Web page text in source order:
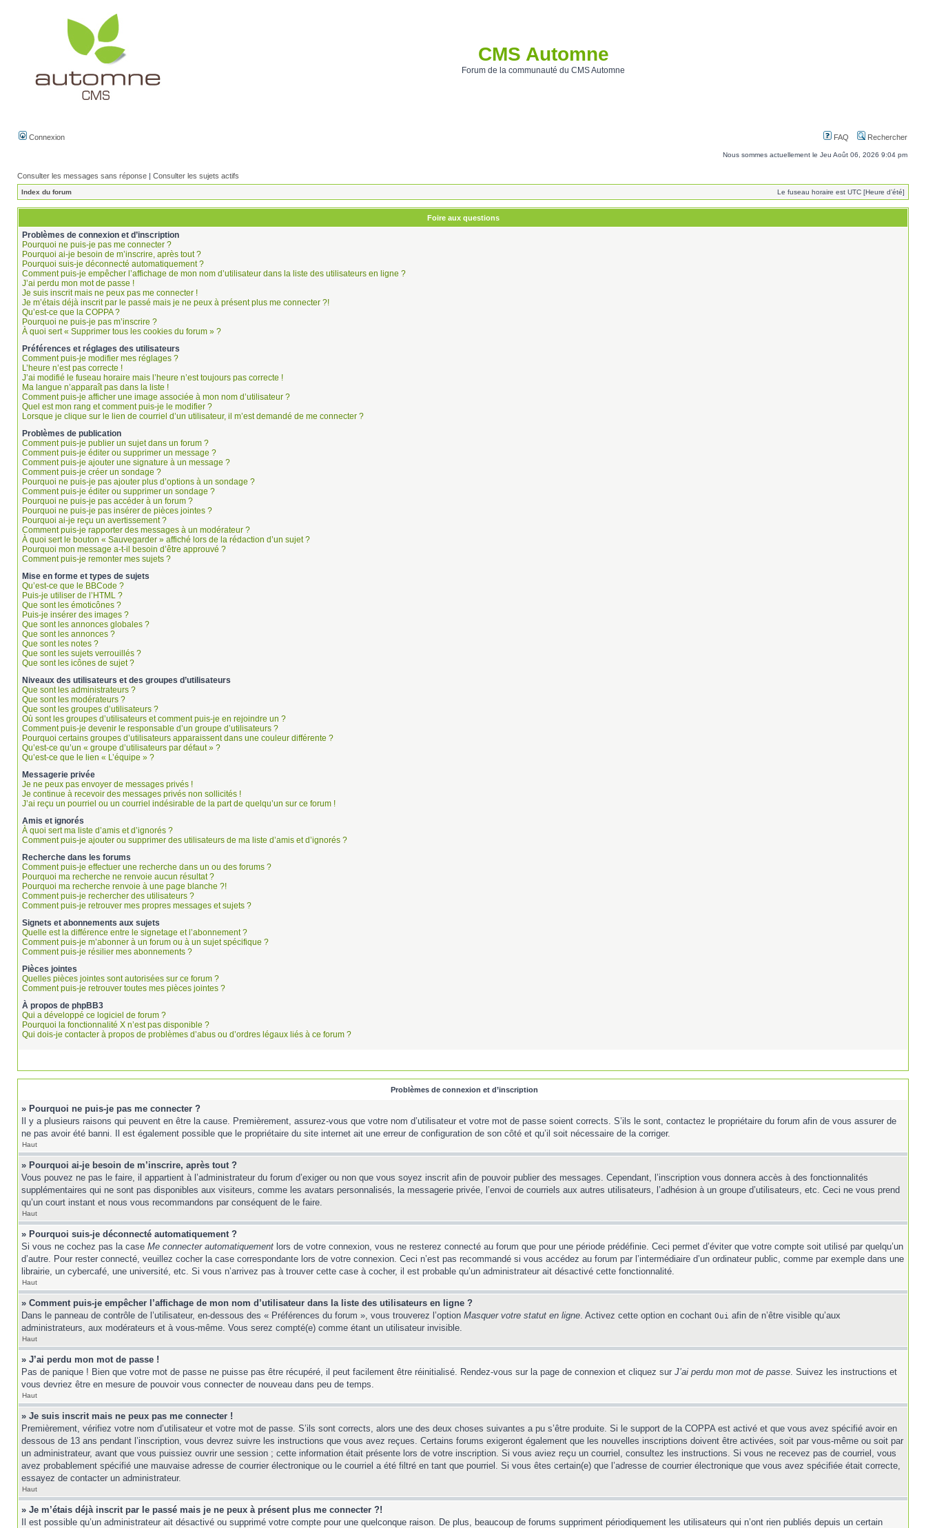
CMS Automne
Forum de la communauté du CMS Automne
Connexion FAQ Rechercher
Nous sommes actuellement le Jeu Août 06, 2026 9:04 pm
Consulter les messages sans réponse | Consulter les sujets actifs
Index du forum Le fuseau horaire est UTC [Heure d’été]
Foire aux questions
Problèmes de connexion et d’inscription
Pourquoi ne puis-je pas me connecter ?
Pourquoi ai-je besoin de m’inscrire, après tout ?
Pourquoi suis-je déconnecté automatiquement ?
Comment puis-je empêcher l’affichage de mon nom d’utilisateur dans la liste des utilisateurs en ligne ?
J’ai perdu mon mot de passe !
Je suis inscrit mais ne peux pas me connecter !
Je m’étais déjà inscrit par le passé mais je ne peux à présent plus me connecter ?!
Qu’est-ce que la COPPA ?
Pourquoi ne puis-je pas m’inscrire ?
À quoi sert « Supprimer tous les cookies du forum » ?
Préférences et réglages des utilisateurs
Comment puis-je modifier mes réglages ?
L’heure n’est pas correcte !
J’ai modifié le fuseau horaire mais l’heure n’est toujours pas correcte !
Ma langue n’apparaît pas dans la liste !
Comment puis-je afficher une image associée à mon nom d’utilisateur ?
Quel est mon rang et comment puis-je le modifier ?
Lorsque je clique sur le lien de courriel d’un utilisateur, il m’est demandé de me connecter ?
Problèmes de publication
Comment puis-je publier un sujet dans un forum ?
Comment puis-je éditer ou supprimer un message ?
Comment puis-je ajouter une signature à un message ?
Comment puis-je créer un sondage ?
Pourquoi ne puis-je pas ajouter plus d’options à un sondage ?
Comment puis-je éditer ou supprimer un sondage ?
Pourquoi ne puis-je pas accéder à un forum ?
Pourquoi ne puis-je pas insérer de pièces jointes ?
Pourquoi ai-je reçu un avertissement ?
Comment puis-je rapporter des messages à un modérateur ?
À quoi sert le bouton « Sauvegarder » affiché lors de la rédaction d’un sujet ?
Pourquoi mon message a-t-il besoin d’être approuvé ?
Comment puis-je remonter mes sujets ?
Mise en forme et types de sujets
Qu’est-ce que le BBCode ?
Puis-je utiliser de l’HTML ?
Que sont les émoticônes ?
Puis-je insérer des images ?
Que sont les annonces globales ?
Que sont les annonces ?
Que sont les notes ?
Que sont les sujets verrouillés ?
Que sont les icônes de sujet ?
Niveaux des utilisateurs et des groupes d’utilisateurs
Que sont les administrateurs ?
Que sont les modérateurs ?
Que sont les groupes d’utilisateurs ?
Où sont les groupes d’utilisateurs et comment puis-je en rejoindre un ?
Comment puis-je devenir le responsable d’un groupe d’utilisateurs ?
Pourquoi certains groupes d’utilisateurs apparaissent dans une couleur différente ?
Qu’est-ce qu’un « groupe d’utilisateurs par défaut » ?
Qu’est-ce que le lien « L’équipe » ?
Messagerie privée
Je ne peux pas envoyer de messages privés !
Je continue à recevoir des messages privés non sollicités !
J’ai reçu un pourriel ou un courriel indésirable de la part de quelqu’un sur ce forum !
Amis et ignorés
À quoi sert ma liste d’amis et d’ignorés ?
Comment puis-je ajouter ou supprimer des utilisateurs de ma liste d’amis et d’ignorés ?
Recherche dans les forums
Comment puis-je effectuer une recherche dans un ou des forums ?
Pourquoi ma recherche ne renvoie aucun résultat ?
Pourquoi ma recherche renvoie à une page blanche ?!
Comment puis-je rechercher des utilisateurs ?
Comment puis-je retrouver mes propres messages et sujets ?
Signets et abonnements aux sujets
Quelle est la différence entre le signetage et l’abonnement ?
Comment puis-je m’abonner à un forum ou à un sujet spécifique ?
Comment puis-je résilier mes abonnements ?
Pièces jointes
Quelles pièces jointes sont autorisées sur ce forum ?
Comment puis-je retrouver toutes mes pièces jointes ?
À propos de phpBB3
Qui a développé ce logiciel de forum ?
Pourquoi la fonctionnalité X n’est pas disponible ?
Qui dois-je contacter à propos de problèmes d’abus ou d’ordres légaux liés à ce forum ?
Problèmes de connexion et d’inscription
» Pourquoi ne puis-je pas me connecter ?
Il y a plusieurs raisons qui peuvent en être la cause. Premièrement, assurez-vous que votre nom d’utilisateur et votre mot de passe soient corrects. S’ils le sont, contactez le propriétaire du forum afin de vous assurer de
ne pas avoir été banni. Il est également possible que le propriétaire du site internet ait une erreur de configuration de son côté et qu’il soit nécessaire de la corriger.
Haut
» Pourquoi ai-je besoin de m’inscrire, après tout ?
Vous pouvez ne pas le faire, il appartient à l’administrateur du forum d’exiger ou non que vous soyez inscrit afin de pouvoir publier des messages. Cependant, l’inscription vous donnera accès à des fonctionnalités
supplémentaires qui ne sont pas disponibles aux visiteurs, comme les avatars personnalisés, la messagerie privée, l’envoi de courriels aux autres utilisateurs, l’adhésion à un groupe d’utilisateurs, etc. Ceci ne vous prend
qu’un court instant et nous vous recommandons par conséquent de le faire.
Haut
» Pourquoi suis-je déconnecté automatiquement ?
Si vous ne cochez pas la case Me connecter automatiquement lors de votre connexion, vous ne resterez connecté au forum que pour une période prédéfinie. Ceci permet d’éviter que votre compte soit utilisé par quelqu’un
d’autre. Pour rester connecté, veuillez cocher la case correspondante lors de votre connexion. Ceci n’est pas recommandé si vous accédez au forum par l’intermédiaire d’un ordinateur public, comme par exemple dans une
librairie, un cybercafé, une université, etc. Si vous n’arrivez pas à trouver cette case à cocher, il est probable qu’un administrateur ait désactivé cette fonctionnalité.
Haut
» Comment puis-je empêcher l’affichage de mon nom d’utilisateur dans la liste des utilisateurs en ligne ?
Dans le panneau de contrôle de l’utilisateur, en-dessous des « Préférences du forum », vous trouverez l’option Masquer votre statut en ligne. Activez cette option en cochant Oui afin de n’être visible qu’aux
administrateurs, aux modérateurs et à vous-même. Vous serez compté(e) comme étant un utilisateur invisible.
Haut
» J’ai perdu mon mot de passe !
Pas de panique ! Bien que votre mot de passe ne puisse pas être récupéré, il peut facilement être réinitialisé. Rendez-vous sur la page de connexion et cliquez sur J’ai perdu mon mot de passe. Suivez les instructions et
vous devriez être en mesure de pouvoir vous connecter de nouveau dans peu de temps.
Haut
» Je suis inscrit mais ne peux pas me connecter !
Premièrement, vérifiez votre nom d’utilisateur et votre mot de passe. S’ils sont corrects, alors une des deux choses suivantes a pu s’être produite. Si le support de la COPPA est activé et que vous avez spécifié avoir en
dessous de 13 ans pendant l’inscription, vous devrez suivre les instructions que vous avez reçues. Certains forums exigeront également que les nouvelles inscriptions doivent être activées, soit par vous-même ou soit par
un administrateur, avant que vous puissiez ouvrir une session ; cette information était présente lors de votre inscription. Si vous aviez reçu un courriel, consultez les instructions. Si vous ne recevez pas de courriel, vous
avez probablement spécifié une mauvaise adresse de courrier électronique ou le courriel a été filtré en tant que pourriel. Si vous êtes certain(e) que l’adresse de courrier électronique que vous avez spécifiée était correcte,
essayez de contacter un administrateur.
Haut
» Je m’étais déjà inscrit par le passé mais je ne peux à présent plus me connecter ?!
Il est possible qu’un administrateur ait désactivé ou supprimé votre compte pour une quelconque raison. De plus, beaucoup de forums suppriment périodiquement les utilisateurs qui n’ont rien publiés depuis un certain